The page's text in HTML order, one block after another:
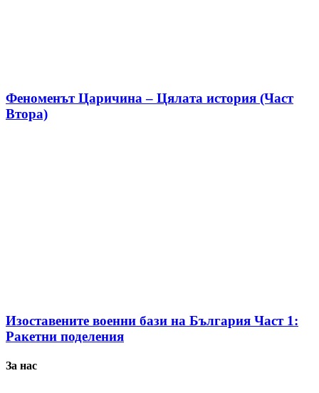
Феноменът Царичина – Цялата история (Част
Втора)
Изоставените военни бази на България Част 1:
Ракетни поделения
За нас